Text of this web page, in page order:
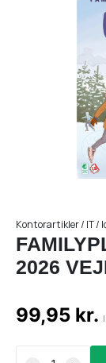
Kontorartikler / IT /
2026
99,95 kr.